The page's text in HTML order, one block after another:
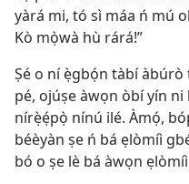
yàrá mi, tó sì máa ń mú
Kò mọ̀wà hù rárá!”
Ṣé o ní ẹ̀gbọ́n tàbí
pé, ojúṣe àwọn òbí yín
nírẹ̀ẹ́pọ̀ nínú ilé. Àmọ́,
béèyàn ṣe ń bá ẹlòmíì
bó o ṣe lè bá àwọn